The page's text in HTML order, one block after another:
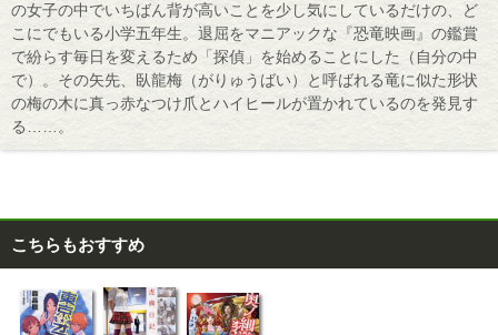
の女子の中でいちばん背が高いことを少し気にしているだけの、ど
こにでもいる小学五年生。退屈をマニアックな『恐竜映画』の鑑賞
で紛らす毎日を変えるため「探偵」を始めることにした（自分の中
で）。その矢先、臥龍梅（がりゅうばい）と呼ばれる竜に似た形状
の梅の木に真っ赤なつけ爪とハイヒールが置かれているのを発見す
る……。
こちらもおすすめ